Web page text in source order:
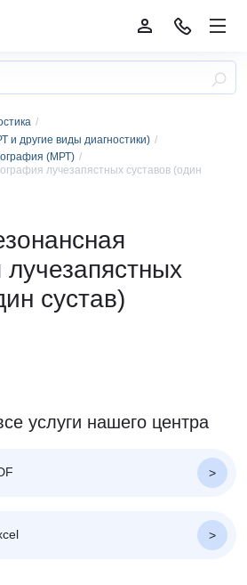
и другие виды диагностики)
(МРТ)
лучезапястных суставов (один
сустав)
услуги нашего центра